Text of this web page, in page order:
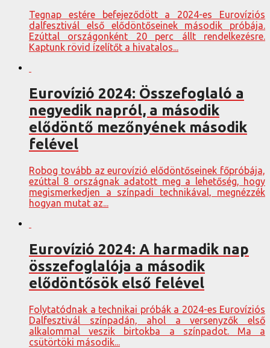
Tegnap estére befejeződött a 2024-es Eurovíziós
dalfesztivál első elődöntőseinek második próbája.
Ezúttal országonként 20 perc állt rendelkezésre.
Kaptunk rövid ízelítőt a hivatalos...
Eurovízió 2024: Összefoglaló a
negyedik napról, a második
elődöntő mezőnyének második
felével
Robog tovább az eurovízió elődöntőseinek főpróbája,
ezúttal 8 országnak adatott meg a lehetőség, hogy
megismerkedjen a színpadi technikával, megnézzék
hogyan mutat az...
Eurovízió 2024: A harmadik nap
összefoglalója a második
elődöntősök első felével
Folytatódnak a technikai próbák a 2024-es Eurovíziós
Dalfesztivál színpadán, ahol a versenyzők első
alkalommal veszik birtokba a színpadot. Ma a
csütörtöki második...